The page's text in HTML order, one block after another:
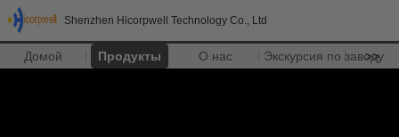
Shenzhen Hicorpwell Technology Co., Ltd
Домой Продукты О нас Экскурсия по заводу
>>